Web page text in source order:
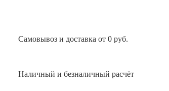
Самовывоз и доставка от 0 руб.
Наличный и безналичный расчёт